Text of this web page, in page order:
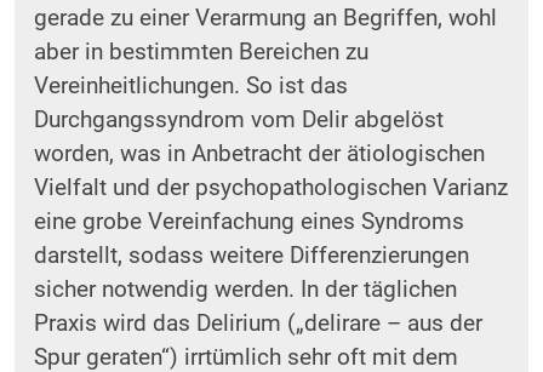
gerade zu einer Verarmung an Begriffen, wohl
aber in bestimmten Bereichen zu
Vereinheitlichungen. So ist das
Durchgangssyndrom vom Delir abgelöst
worden, was in Anbetracht der ätiologischen
Vielfalt und der psychopathologischen Varianz
eine grobe Vereinfachung eines Syndroms
darstellt, sodass weitere Differenzierungen
sicher notwendig werden. In der täglichen
Praxis wird das Delirium („delirare – aus der
Spur geraten“) irrtümlich sehr oft mit dem